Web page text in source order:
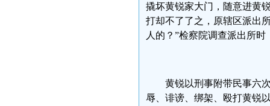
撬坏黄锐家大门，随意进黄
打却不了了之，原辖区派出
人的？”检察院调查派出所
黄锐以刑事附带民事六
辱、诽谤、绑架、殴打黄锐